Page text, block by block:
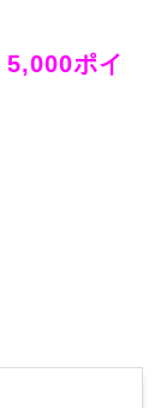
5,000ポイ